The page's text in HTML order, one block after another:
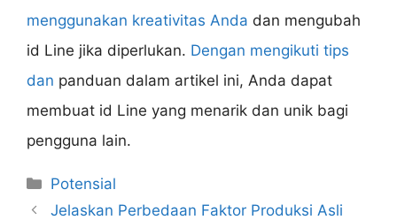
menggunakan kreativitas Anda dan mengubah
id Line jika diperlukan. Dengan mengikuti tips
dan panduan dalam artikel ini, Anda dapat
membuat id Line yang menarik dan unik bagi
pengguna lain.
Categories
Potensial
Jelaskan Perbedaan Faktor Produksi Asli